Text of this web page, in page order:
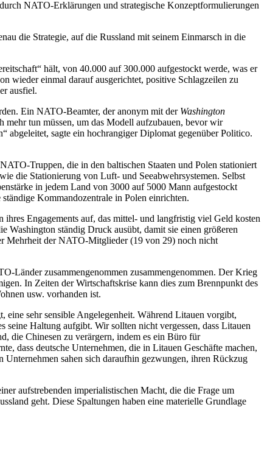
NATO-Erklärungen und strategische Konzeptformulierungen
die Strategie, auf die Russland mit seinem Einmarsch in die
hält, von 40.000 auf 300.000 aufgestockt werde, was er
wieder einmal darauf ausgerichtet, positive Schlagzeilen zu
ausfiel.
Ein NATO-Beamter, der anonym mit der Washington
tun müssen, um das Modell aufzubauen, bevor wir
abgeleitet, sagte ein hochrangiger Diplomat gegenüber Politico.
Truppen, die in den baltischen Staaten und Polen stationiert
die Stationierung von Luft- und Seeabwehrsystemen. Selbst
in jedem Land von 3000 auf 5000 Mann aufgestockt
Kommandozentrale in Polen einrichten.
Engagements auf, das mittel- und langfristig viel Geld kosten
Washington ständig Druck ausübt, damit sie einen größeren
Mehrheit der NATO-Mitglieder (19 von 29) noch nicht
Länder zusammengenommen zusammengenommen. Der Krieg
In Zeiten der Wirtschaftskrise kann dies zum Brennpunkt des
usw. vorhanden ist.
sehr sensible Angelegenheit. Während Litauen vorgibt,
seine Haltung aufgibt. Wir sollten nicht vergessen, dass Litauen
die Chinesen zu verärgern, indem es ein Büro für
dass deutsche Unternehmen, die in Litauen Geschäfte machen,
sahen sich daraufhin gezwungen, ihren Rückzug
aufstrebenden imperialistischen Macht, die die Frage um
geht. Diese Spaltungen haben eine materielle Grundlage